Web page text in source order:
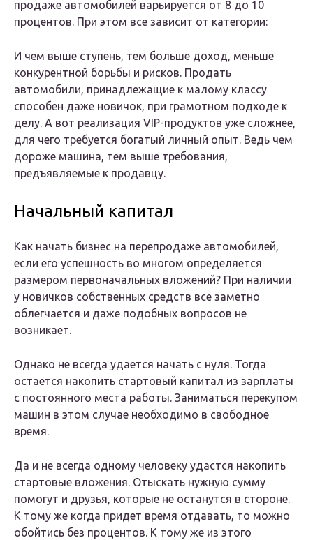
продаже автомобилей варьируется от 8 до 10
процентов. При этом все зависит от категории:
И чем выше ступень, тем больше доход, меньше
конкурентной борьбы и рисков. Продать
автомобили, принадлежащие к малому классу
способен даже новичок, при грамотном подходе к
делу. А вот реализация VIP-продуктов уже сложнее,
для чего требуется богатый личный опыт. Ведь чем
дороже машина, тем выше требования,
предъявляемые к продавцу.
Начальный капитал
Как начать бизнес на перепродаже автомобилей,
если его успешность во многом определяется
размером первоначальных вложений? При наличии
у новичков собственных средств все заметно
облегчается и даже подобных вопросов не
возникает.
Однако не всегда удается начать с нуля. Тогда
остается накопить стартовый капитал из зарплаты
с постоянного места работы. Заниматься перекупом
машин в этом случае необходимо в свободное
время.
Да и не всегда одному человеку удастся накопить
стартовые вложения. Отыскать нужную сумму
помогут и друзья, которые не останутся в стороне.
К тому же когда придет время отдавать, то можно
обойтись без процентов. К тому же из этого